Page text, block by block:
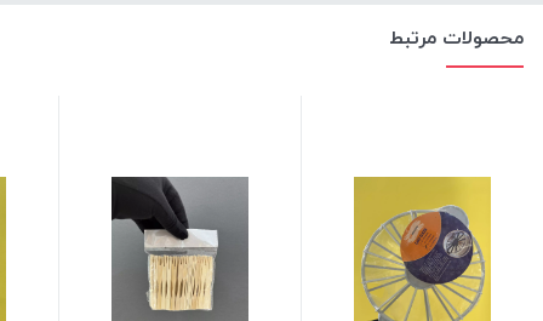
محصولات مرتبط